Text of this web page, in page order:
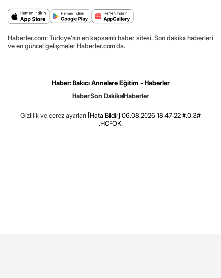
Haberler.com: Türkiye’nin en kapsamlı haber sitesi. Son dakika haberleri
ve en güncel gelişmeler Haberler.com’da.
Haber: Bakıcı Annelere Eğitim - Haberler
HaberSon DakikaHaberler
Gizlilik ve çerez ayarları [Hata Bildir] 06.08.2026 18:47:22 #.0.3#
.HCFOK.